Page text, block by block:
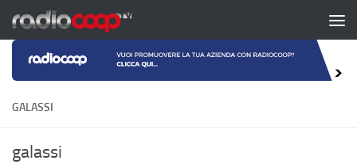
Salta al contenuto
GALASSI
galassi